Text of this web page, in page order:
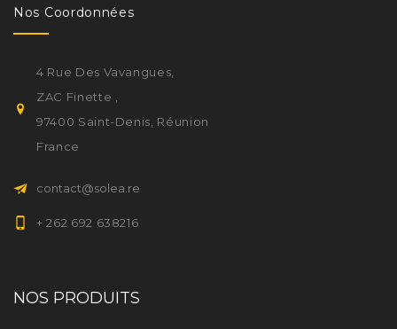
Nos Coordonnées
4 Rue Des Vavangues,
ZAC Finette ,
97400 Saint-Denis, Réunion
France
contact@solea.re
+ 262 692 638216
NOS PRODUITS